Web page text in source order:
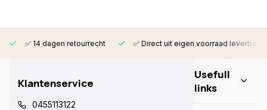
✅ 14 dagen retourrecht ✅ Direct uit eigen voorraad leverbaar
Klantenservice
0455113122
Usefull
links